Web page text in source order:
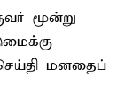
மூன்று
மனதைப்